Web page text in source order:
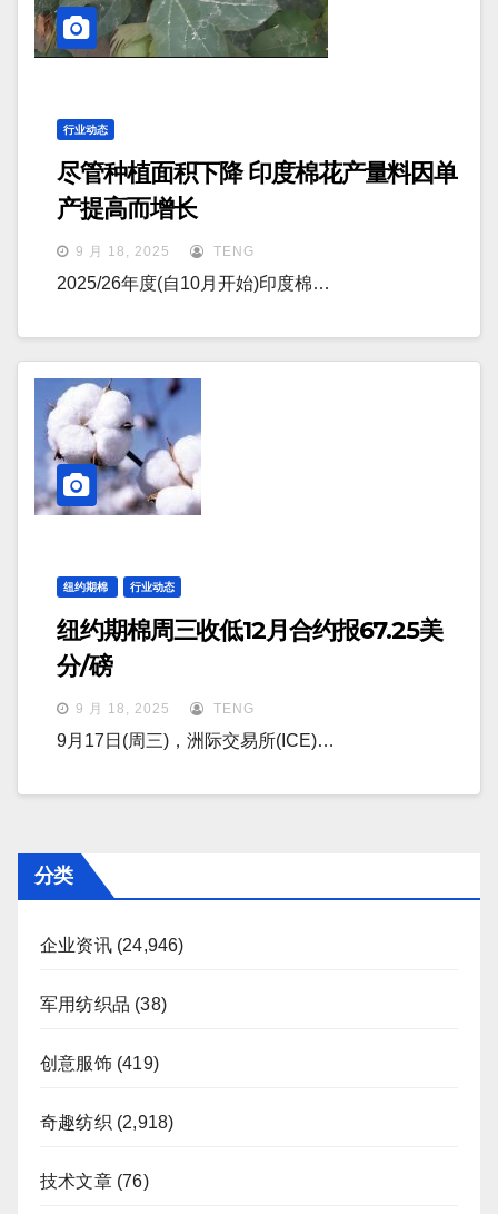
行业动态
尽管种植面积下降 印度棉花产量料因单
产提高而增长
9 月 18, 2025 TENG
2025/26年度(自10月开始)印度棉…
纽约期棉 行业动态
纽约期棉周三收低12月合约报67.25美
分/磅
9 月 18, 2025 TENG
9月17日(周三)，洲际交易所(ICE)…
分类
企业资讯(24,946)
军用纺织品 (38)
创意服饰(419)
奇趣纺织 (2,918)
技术文章(76)